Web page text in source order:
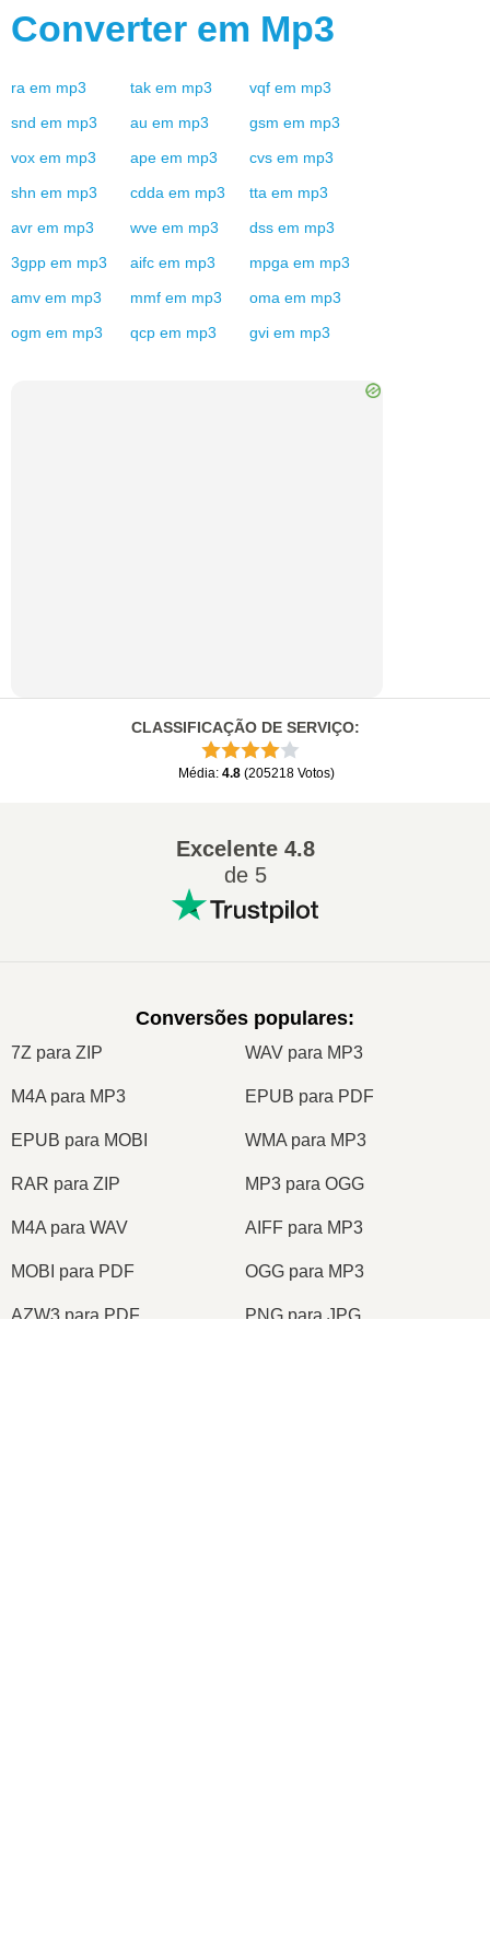
Converter em Mp3
ra em mp3 tak em mp3 vqf em mp3
snd em mp3 au em mp3 gsm em mp3
vox em mp3 ape em mp3 cvs em mp3
shn em mp3 cdda em mp3 tta em mp3
avr em mp3 wve em mp3 dss em mp3
3gpp em mp3 aifc em mp3 mpga em mp3
amv em mp3 mmf em mp3 oma em mp3
ogm em mp3 qcp em mp3 gvi em mp3
CLASSIFICAÇÃO DE SERVIÇO:
Média: 4.8 (205218 Votos)
Excelente4.8
de 5
Conversões populares:
7Z para ZIP WAV para MP3
M4A para MP3 EPUB para PDF
EPUB para MOBI WMA para MP3
RAR para ZIP MP3 para OGG
M4A para WAV AIFF para MP3
MOBI para PDF OGG para MP3
AZW3 para PDF PNG para JPG